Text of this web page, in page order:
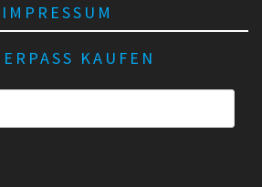
IMPRESSUM
KAUFEN